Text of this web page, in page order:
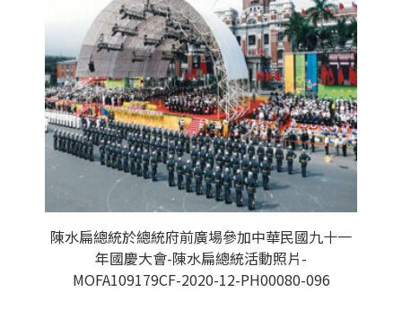
陳水扁總統於總統府前廣場參加中華民國九十一
年國慶大會-陳水扁總統活動照片-
MOFA109179CF-2020-12-PH00080-096